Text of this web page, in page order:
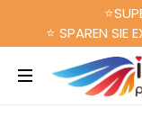
⭐ SPAREN SIE